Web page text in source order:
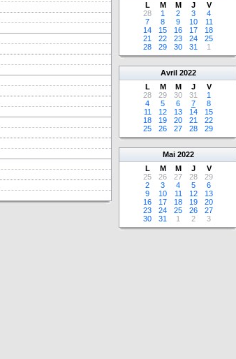
L
M M J
V
28
1 2 3
4
7
8 9 10
11
14
15 16 17
18
21
22 23 24
25
28
29 30 31 1
Avril 2022
L
M M J
V
28
29 30 31
1
4
5 6 7
8
11
12 13 14
15
18
19 20 21
22
25
26 27 28 29
Mai 2022
L
M M J
V
25
26 27 28
29
2
3 4 5
6
9
10 11 12
13
16
17 18 19
20
23
24 25 26
27
30
31 1 2 3